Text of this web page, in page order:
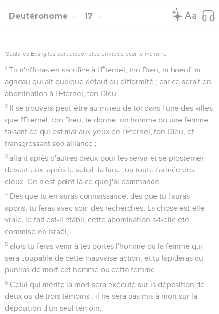
Deutéronome 17
Seuls les Évangiles sont disponibles en vidéo pour le moment.
1 Tu n'offriras en sacrifice à l'Éternel, ton Dieu, ni boeuf, ni
agneau qui ait quelque défaut ou difformité ; car ce serait en
abomination à l'Éternel, ton Dieu.
2 Il se trouvera peut-être au milieu de toi dans l'une des villes
que l'Éternel, ton Dieu, te donne, un homme ou une femme
faisant ce qui est mal aux yeux de l'Éternel, ton Dieu, et
transgressant son alliance ;
3 allant après d'autres dieux pour les servir et se prosterner
devant eux, après le soleil, la lune, ou toute l'armée des
cieux. Ce n'est point là ce que j'ai commandé.
4 Dès que tu en auras connaissance, dès que tu l'auras
appris, tu feras avec soin des recherches. La chose est-elle
vraie, le fait est-il établi, cette abomination a-t-elle été
commise en Israël,
5 alors tu feras venir à tes portes l'homme ou la femme qui
sera coupable de cette mauvaise action, et tu lapideras ou
puniras de mort cet homme ou cette femme.
6 Celui qui mérite la mort sera exécuté sur la déposition de
deux ou de trois témoins ; il ne sera pas mis à mort sur la
déposition d'un seul témoin.